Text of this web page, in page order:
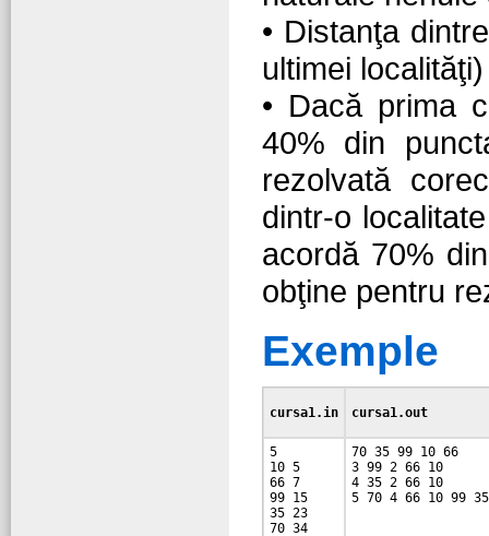
• Distanţa
ultimei
• Dacă prima
40% din
rezolvată
dintr-o
acordă 70%
obţine pentru
Exemple
cursa1.in cursa1.out
5
10 5
66 7
99 15
35 23
70 35 99 10 66
3 99 2 66 10
4 35 2 66 10